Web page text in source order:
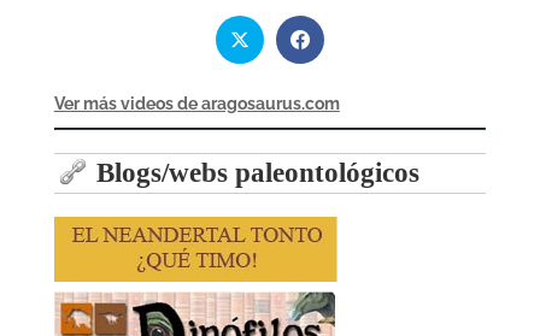
Ver más videos de aragosaurus.com
Blogs/webs paleontológicos